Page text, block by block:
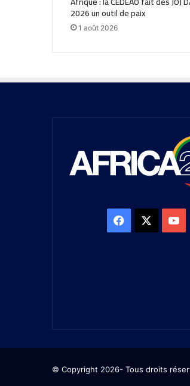
2026 un outil de paix
1 août 2026
© Copyright 2026- Tous droits